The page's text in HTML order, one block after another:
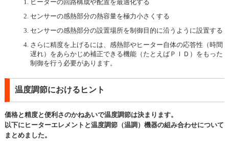
ヒーターの回路構成や配置を最適化する
センサーの感熱部分の熱容量を極力小さくする
センサーの感熱部分の設置場所を制御目的に沿うように設置する
さらに精度を上げるには、感熱部やヒーター自体の応答性（時間
遅れ）をあらかじめ補正できる機能（たとえばＰＩＤ）をもった
制御を行う必要があります。
温度調節におけるヒント
価格と精度と便利さのかねあいで温度調節は決まります。
以下にヒーターエレメントと温度調節（温調）機器の組み合わせについて
まとめました。